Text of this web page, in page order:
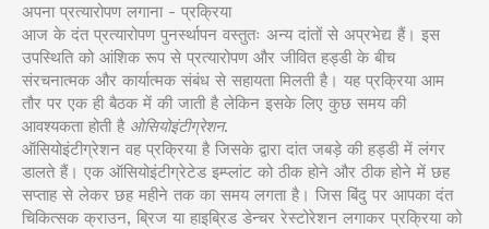
अपना प्रत्यारोपण लगाना - प्रक्रिया
आज के दंत प्रत्यारोपण पुनर्स्थापन वस्तुतः अन्य दांतों से अप्रभेद्य हैं। इस
उपस्थिति को आंशिक रूप से प्रत्यारोपण और जीवित हड्डी के बीच
संरचनात्मक और कार्यात्मक संबंध से सहायता मिलती है। यह प्रक्रिया आम
तौर पर एक ही बैठक में की जाती है लेकिन इसके लिए कुछ समय की
आवश्यकता होती है ओसियोइंटीग्रेशन.
ऑसियोइंटीग्रेशन वह प्रक्रिया है जिसके द्वारा दांत जबड़े की हड्डी में लंगर
डालते हैं। एक ऑसियोइंटीग्रेटेड इम्प्लांट को ठीक होने और ठीक होने में छह
सप्ताह से लेकर छह महीने तक का समय लगता है। जिस बिंदु पर आपका दंत
चिकित्सक क्राउन, ब्रिज या हाइब्रिड डेन्चर रेस्टोरेशन लगाकर प्रक्रिया को